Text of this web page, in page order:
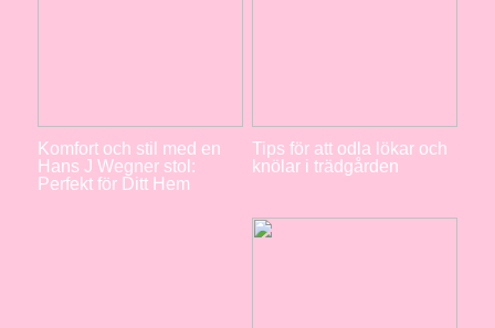
Komfort och stil med en
Hans J Wegner stol:
Perfekt för Ditt Hem
Tips för att odla lökar och
knölar i trädgården